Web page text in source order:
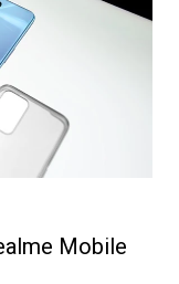
Mobile